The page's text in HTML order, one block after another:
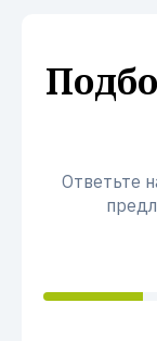
Ответьте